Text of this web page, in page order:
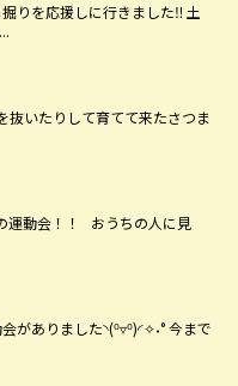
りを応援しに行きました‼ 土
いたりして育てて来たさつま
動会！！ おうちの人に見
ありました◝(⁰▿⁰)◜✧˖° 今まで